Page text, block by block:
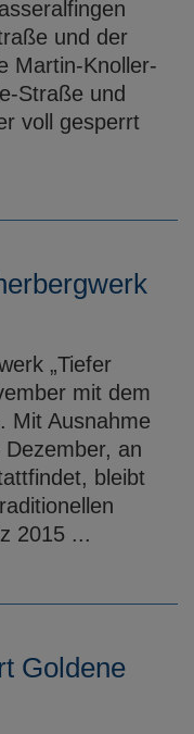
und der
Martin-Knoller-
Straße und
voll gesperrt
„Tiefer
mit dem
Mit Ausnahme
an
bleibt
2015 ...
Goldene